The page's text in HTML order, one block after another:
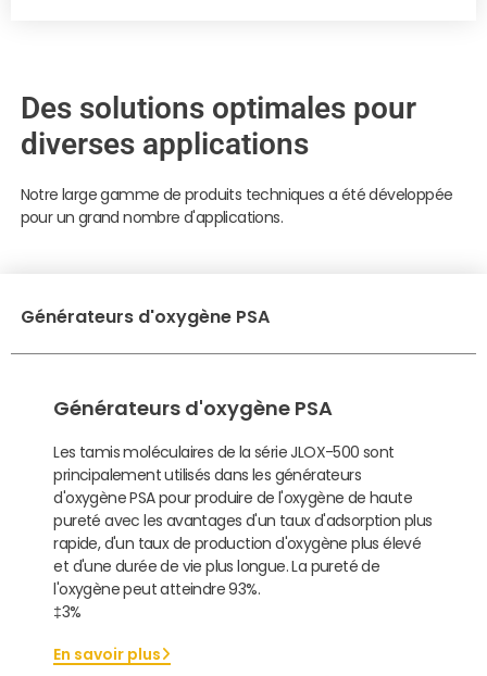
Des solutions optimales pour
diverses applications
Notre large gamme de produits techniques a été développée
pour un grand nombre d'applications.
Générateurs d'oxygène PSA
Générateurs d'oxygène PSA
Les tamis moléculaires de la série JLOX-500 sont
principalement utilisés dans les générateurs
d'oxygène PSA pour produire de l'oxygène de haute
pureté avec les avantages d'un taux d'adsorption plus
rapide, d'un taux de production d'oxygène plus élevé
et d'une durée de vie plus longue. La pureté de
l'oxygène peut atteindre 93%.
‡3%
En savoir plus